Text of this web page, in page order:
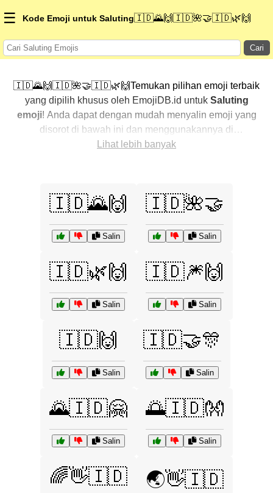
☰ Kode Emoji untuk Saluting🇮🇩🌄🙌🇮🇩🌺🤝🇮🇩🌿🙌
Cari
🇮🇩🌄🙌🇮🇩🌺🤝🇮🇩🌿🙌Temukan pilihan emoji terbaik
yang dipilih khusus oleh EmojiDB.id untuk Saluting
emoji! Anda dapat dengan mudah menyalin emoji yang
disorot di bawah ini dan menggunakannya di
percakapan Anda untuk menambahkan sentuhan
lainnya untuk menemukan cara baru dalam
Lihat lebih banyak
🇮🇩🌄🙌
Salin
🇮🇩🌺🤝
Salin
🇮🇩🌿🙌
Salin
🇮🇩🎆🙌
Salin
🇮🇩🙌
Salin
🇮🇩🤝🎊
Salin
🌄🇮🇩🤗
Salin
🌅🇮🇩👐
Salin
🌈👋🇮🇩 🌏👋🇮🇩